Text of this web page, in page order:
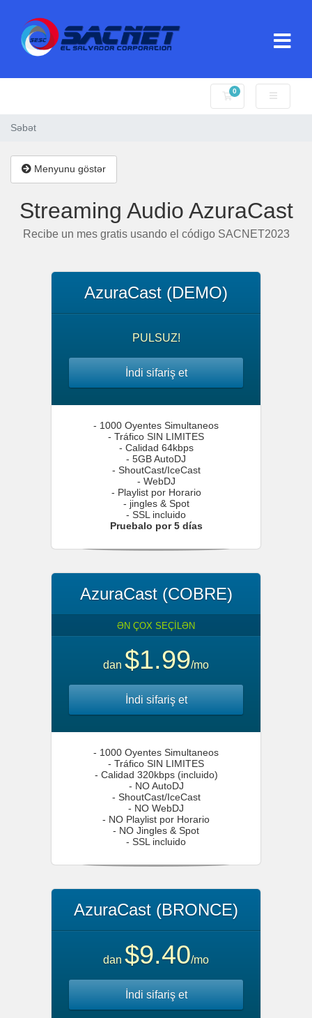
0
Səbət
Səbət
Menyunu göstər
Streaming Audio AzuraCast
Recibe un mes gratis usando el código SACNET2023
AzuraCast (DEMO)
PULSUZ!
İndi sifariş et
- 1000 Oyentes Simultaneos
- Tráfico SIN LIMITES
- Calidad 64kbps
- 5GB AutoDJ
- ShoutCast/IceCast
- WebDJ
- Playlist por Horario
- jingles & Spot
- SSL incluido
Pruebalo por 5 días
AzuraCast (COBRE)
ƏN ÇOX SEÇİLƏN
dan $1.99/mo
İndi sifariş et
- 1000 Oyentes Simultaneos
- Tráfico SIN LIMITES
- Calidad 320kbps (incluido)
- NO AutoDJ
- ShoutCast/IceCast
- NO WebDJ
- NO Playlist por Horario
- NO Jingles & Spot
- SSL incluido
AzuraCast (BRONCE)
dan $9.40/mo
İndi sifariş et